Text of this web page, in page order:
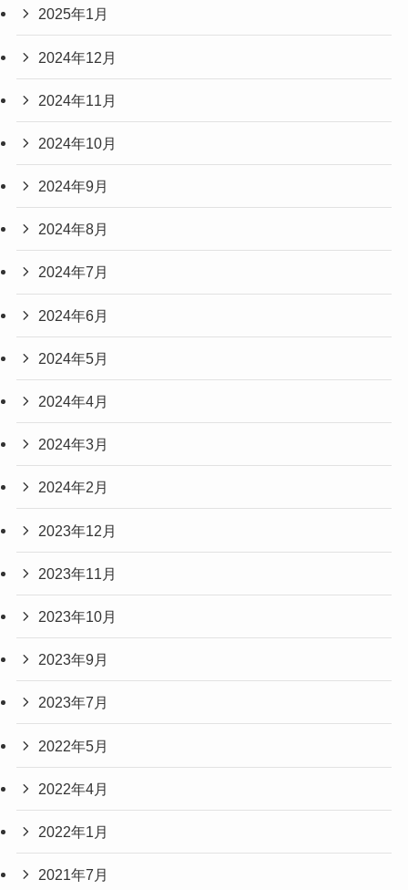
2025年1月
2024年12月
2024年11月
2024年10月
2024年9月
2024年8月
2024年7月
2024年6月
2024年5月
2024年4月
2024年3月
2024年2月
2023年12月
2023年11月
2023年10月
2023年9月
2023年7月
2022年5月
2022年4月
2022年1月
2021年7月